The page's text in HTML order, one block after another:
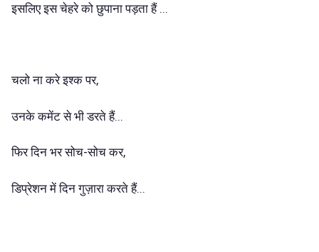
इसलिए इस चेहरे को छुपाना पड़ता हैं ...
चलो ना करे इश्क पर,
उनके कमेंट से भी डरते हैं...
फिर दिन भर सोच-सोच कर,
डिप्रेशन में दिन गुज़ारा करते हैं...